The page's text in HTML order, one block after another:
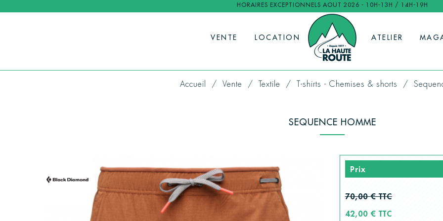
HORAIRES EXCEPTIONNELS AOUT 2026 - 10H-13H / 14H-19H
VENTE LOCATION ATELIER
Accueil Vente Textile T-shirts - Chemises & shorts
SEQUENCE HOMME
Prix
70,00 € TTC
42,00 € TTC